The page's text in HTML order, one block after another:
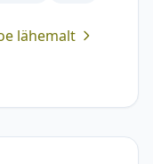
lähemalt